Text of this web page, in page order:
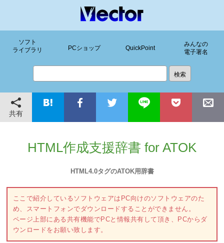
ソフト
ライブラリ
PCショップ QuickPoint
みんなの
電子署名
共有
HTML作成支援辞書 for ATOK
HTML4.0タグのATOK用辞書
ここで紹介しているソフトウェアはPC向けのソフトウェアのた
め、スマートフォンでダウンロードすることができません。
ページ上部にある共有機能でPCと情報共有して頂き、PCからダ
ウンロードをお願い致します。